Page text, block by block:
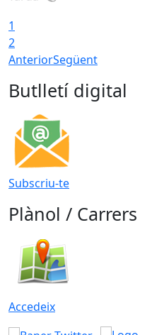
1
2
AnteriorSegüent
Butlletí digital
Subscriu-te
Plànol / Carrers
Accedeix